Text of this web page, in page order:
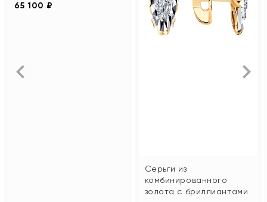
65 100 ₽
Серьги из
комбинированного
золота с бриллиантами